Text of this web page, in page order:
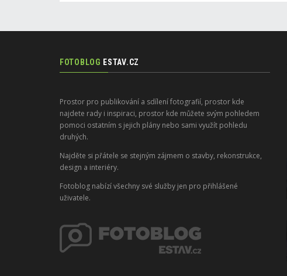
FOTOBLOG ESTAV.CZ
Prostor pro publikování a sdílení fotografií, prostor kde
najdete rady i inspiraci, prostor kde můžete svým pohledem
pomoci ostatním s jejich plány nebo sami využít pohledu
druhých.
Najděte si přátele se stejným zájmem o stavby, rekonstrukce,
design a interiéry.
Fotoblog nabízí všechny své služby jen pro přihlášené
uživatele.